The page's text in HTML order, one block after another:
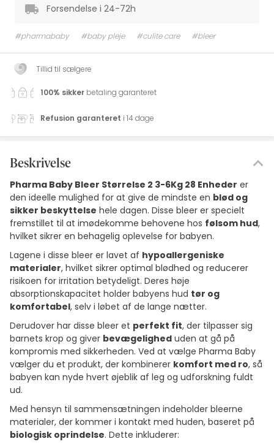
Forsendelse i 24-72h
#pharmababy #baby pleje #culite care #bleer
Tillid til sælgere
100% sikker betaling garanteret
Refusion garanteret i 14 dage
Beskrivelse
Pharma Baby Bleer Størrelse 2 3-6Kg 28 Enheder er
den ideelle mulighed for at give de mindste en blød og
sikker beskyttelse hele dagen. Disse bleer er specielt
fremstillet til at imødekomme behovene hos følsom hud,
hvilket sikrer en behagelig oplevelse for babyen.
Lagene i disse bleer er lavet af hypoallergeniske
materialer, hvilket sikrer optimal blødhed og reducerer
risikoen for irritation betydeligt. Deres høje
absorptionskapacitet holder babyens hud tør og
komfortabel, selv i løbet af de lange nætter.
Derudover har disse bleer et perfekt fit, der tilpasser sig
barnets krop og giver bevægelighed uden at gå på
kompromis med sikkerheden. Ved at vælge Pharma Baby
vælger du et produkt, der kombinerer komfort med ro, så
babyen kan nyde hvert øjeblik af leg og udforskning fuldt
ud.
Med hensyn til sammensætningen indeholder bleerne
materialer, der kommer i kontakt med huden, baseret på
biologisk oprindelse. Dette inkluderer: